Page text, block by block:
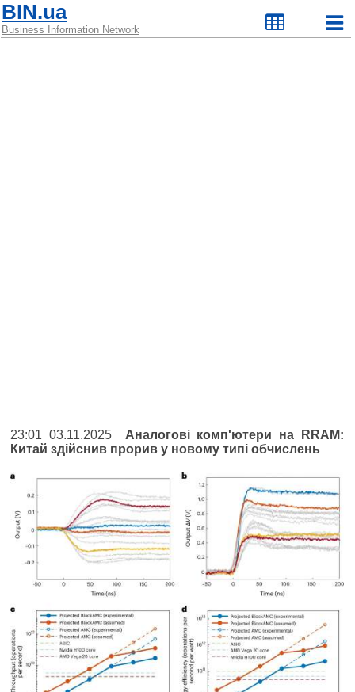
BIN.ua
Business Information Network
23:01 03.11.2025 Аналогові комп'ютери на RRAM:
Китай здійснив прорив у новому типі обчислень